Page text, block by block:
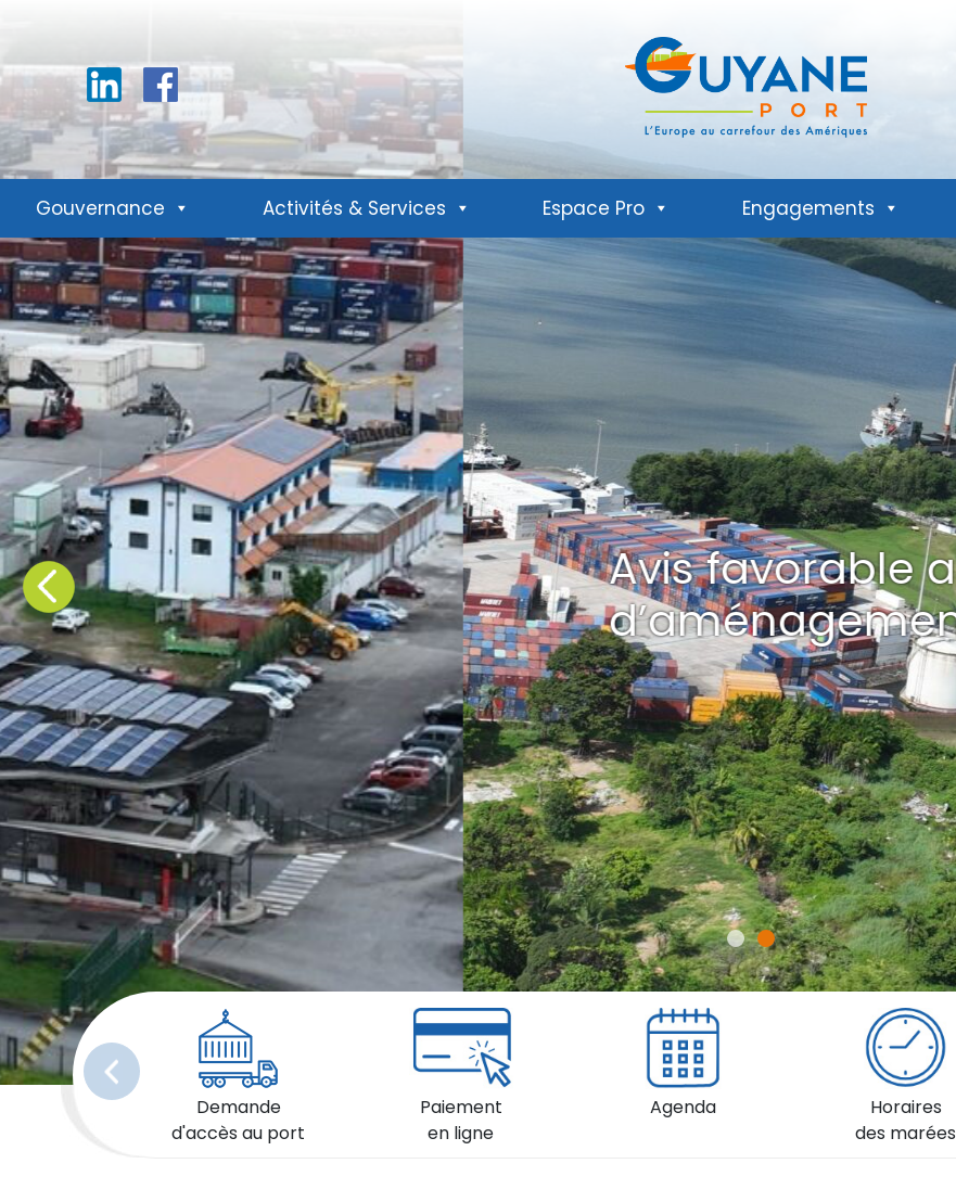
LinkedinFacebook
Gouvernance Activités & Services Espace Pro Engagements
PrécédentAvis favorable au projet
d’aménagement du secteur 3
Précédent
Demande
d'accès au port
Paiement
en ligne
Agenda
Horaires
des marées